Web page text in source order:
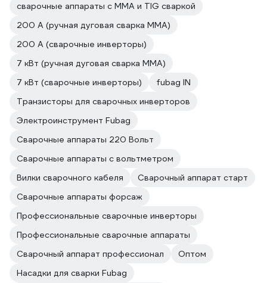
сварочные аппараты с MMA и TIG сваркой
200 А (ручная дуговая сварка MMA)
200 А (сварочные инверторы)
7 кВт (ручная дуговая сварка MMA)
7 кВт (сварочные инверторы)
fubag IN
Транзисторы для сварочных инверторов
Электроинструмент Fubag
Сварочные аппараты 220 Вольт
Сварочные аппараты с вольтметром
Вилки сварочного кабеля
Сварочный аппарат старт
Сварочные аппараты форсаж
Профессиональные сварочные инверторы
Профессиональные сварочные аппараты
Сварочный аппарат профессионал
Оптом
Насадки для сварки Fubag